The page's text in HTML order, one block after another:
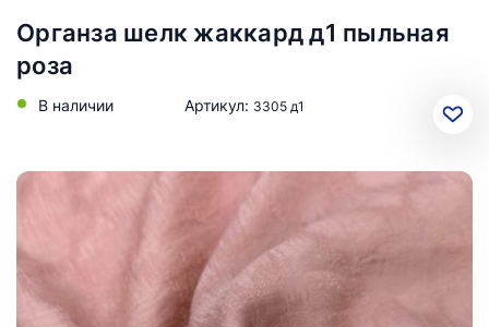
Органза шелк жаккард д1 пыльная
роза
В наличии Артикул: 3305 д1